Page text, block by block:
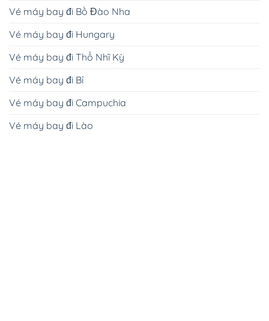
Vé máy bay đi Bồ Đào Nha
Vé máy bay đi Hungary
Vé máy bay đi Thổ Nhĩ Kỳ
Vé máy bay đi Bỉ
Vé máy bay đi Campuchia
Vé máy bay đi Lào